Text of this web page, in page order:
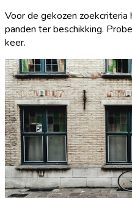
Voor de gekozen
panden ter beschikking.
keer.